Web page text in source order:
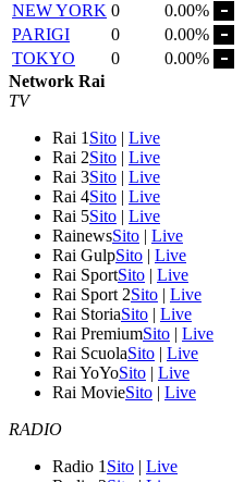
NEW YORK 0
0.00%
PARIGI
0
0.00%
TOKYO
0
0.00%
Network Rai
TV
Rai 1 Sito | Live
Rai 2Sito | Live
Rai 3Sito | Live
Rai 4Sito | Live
Rai 5Sito | Live
RainewsSito | Live
Rai GulpSito | Live
Rai SportSito | Live
Rai Sport 2Sito | Live
Rai StoriaSito | Live
Rai PremiumSito | Live
Rai ScuolaSito | Live
Rai YoYoSito | Live
Rai MovieSito | Live
RADIO
Radio 1 Sito | Live